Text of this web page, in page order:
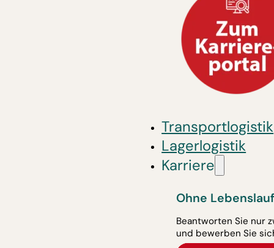
Transportlogistik
Lagerlogistik
Karriere
Ohne
Beantworten Sie nur
und bewerben Sie